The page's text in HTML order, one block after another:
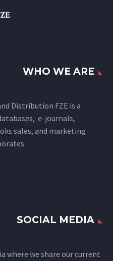
WHO WE ARE
Distribution FZE is a
e-journals,
sales, and marketing
SOCIAL MEDIA
where we share our current